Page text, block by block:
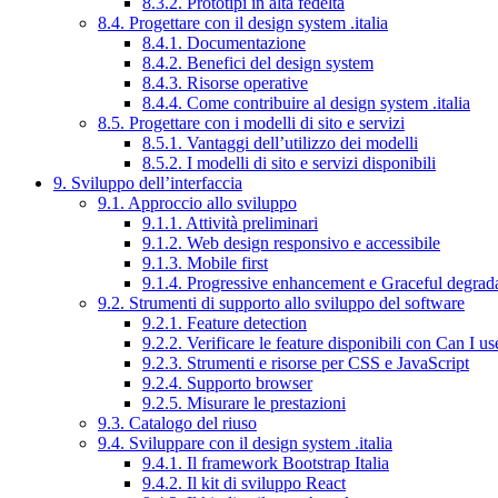
8.4. Progettare con il design system .italia
8.4.1. Documentazione
8.4.2. Benefici del design system
8.4.3. Risorse operative
8.4.4. Come contribuire al design system .italia
8.5. Progettare con i modelli di sito e servizi
8.5.1. Vantaggi dell’utilizzo dei modelli
8.5.2. I modelli di sito e servizi disponibili
9. Sviluppo dell’interfaccia
9.1. Approccio allo sviluppo
9.1.1. Attività preliminari
9.1.2. Web design responsivo e accessibile
9.1.3. Mobile first
9.1.4. Progressive enhancement e Graceful
9.2. Strumenti di supporto allo sviluppo del software
9.2.1. Feature detection
9.2.2. Verificare le feature disponibili con Can I
9.2.3. Strumenti e risorse per CSS e JavaScript
9.2.4. Supporto browser
9.2.5. Misurare le prestazioni
9.3. Catalogo del riuso
9.4. Sviluppare con il design system .italia
9.4.1. Il framework Bootstrap Italia
9.4.2. Il kit di sviluppo React